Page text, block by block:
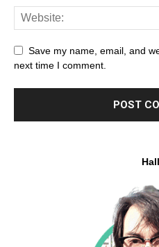
Save my name, email, and
next time I comment.